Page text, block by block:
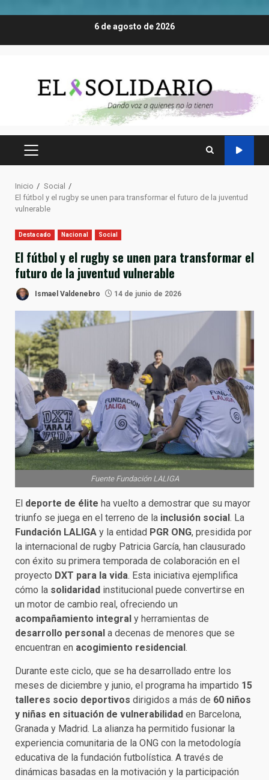
6 de agosto de 2026
MENÚ
Inicio
Social
El fútbol y el rugby se unen para transformar el futuro de la juventud
vulnerable
Destacado Nacional Social
El fútbol y el rugby se unen para transformar el
futuro de la juventud vulnerable
Ismael Valdenebro 14 de junio de 2026
Fuente Fundación LALIGA
El deporte de élite ha vuelto a demostrar que su mayor
triunfo se juega en el terreno de la inclusión social . La
Fundación LALIGA y la entidad PGR ONG, presidida por
la internacional de rugby Patricia García, han clausurado
con éxito su primera temporada de colaboración en el
proyecto DXT para la vida. Esta iniciativa ejemplifica
cómo la solidaridad institucional puede convertirse en
un motor de cambio real, ofreciendo un
acompañamiento integral y herramientas de
desarrollo personal a decenas de menores que se
encuentran en acogimiento residencial .
Durante este ciclo, que se ha desarrollado entre los
meses de diciembre y junio, el programa ha impartido 15
talleres socio deportivos dirigidos a más de 60 niños
y niñas en situación de vulnerabilidad en Barcelona,
Granada y Madrid. La alianza ha permitido fusionar la
experiencia comunitaria de la ONG con la metodología
educativa de la fundación futbolística. A través de
dinámicas basadas en la motivación y la participación